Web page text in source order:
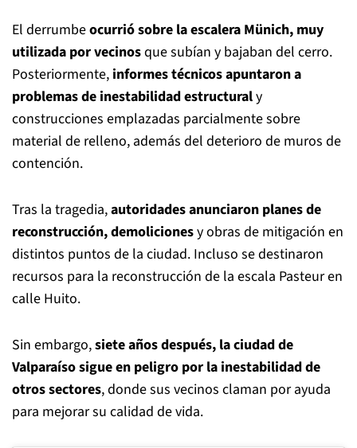
El derrumbeocurrió sobre la escalera Münich, muy
utilizada por vecinosque subían y bajaban del cerro.
Posteriormente, informes técnicos apuntaron a
problemas de inestabilidad estructuraly
construcciones emplazadas parcialmente sobre
material de relleno, además del deterioro de muros de
contención.
Tras la tragedia,autoridades anunciaron planes de
reconstrucción, demolicionesy obras de mitigación en
distintos puntos de la ciudad. Incluso se destinaron
recursos para la reconstrucción de la escala Pasteur en
calle Huito.
Sin embargo,siete años después, la ciudad de
Valparaíso sigue en peligro por la inestabilidad de
otros sectores, donde sus vecinos claman por ayuda
para mejorar su calidad de vida.